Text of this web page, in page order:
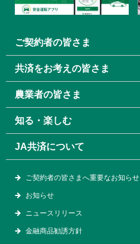
ご契約者の皆さま
共済をお考えの皆さま
農業者の皆さま
知る・楽しむ
JA共済について
ご契約者の皆さまへ重要なお知らせ
お知らせ
ニュースリリース
金融商品勧誘方針